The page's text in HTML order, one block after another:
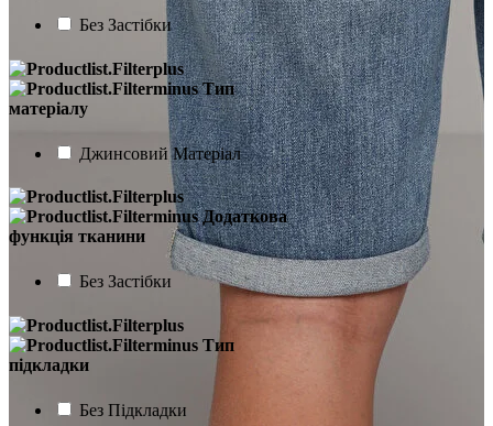
Без Застібки
Тип
матеріалу
Джинсовий Матеріал
Додаткова
функція тканини
Без Застібки
Тип
підкладки
Без Підкладки